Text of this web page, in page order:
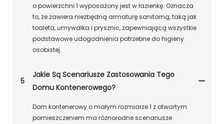
o powierzchni 1 wyposażony jest w łazienkę. Oznacza
to, że zawiera niezbędną armaturę sanitarną, taką jak
toaleta, umywalka i prysznic, zapewniającą wszystkie
podstawowe udogodnienia potrzebne do higieny
osobistej.
5
Jakie Są Scenariusze Zastosowania Tego
Domu Kontenerowego?
Dom kontenerowy o małym rozmiarze 1 z otwartym
pomieszczeniem ma różnorodne scenariusze